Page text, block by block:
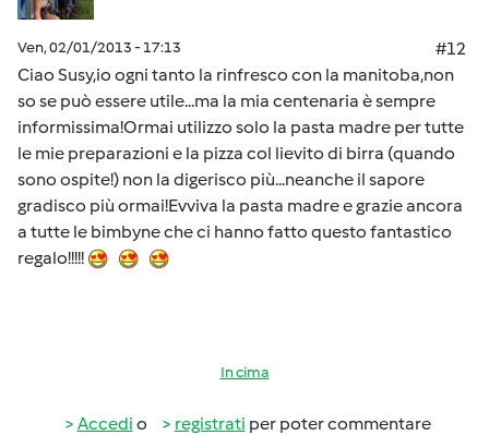
Ven, 02/01/2013 - 17:13
#12
Ciao Susy,io ogni tanto la rinfresco con la manitoba,non
so se può essere utile...ma la mia centenaria è sempre
informissima!Ormai utilizzo solo la pasta madre per tutte
le mie preparazioni e la pizza col lievito di birra (quando
sono ospite!) non la digerisco più...neanche il sapore
gradisco più ormai!Evviva la pasta madre e grazie ancora
a tutte le bimbyne che ci hanno fatto questo fantastico
regalo!!!!!
In cima
Accedi o registrati per poter commentare